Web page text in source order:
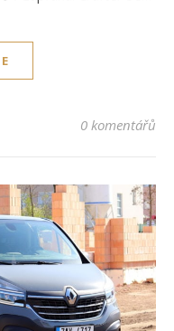
0 komentářů